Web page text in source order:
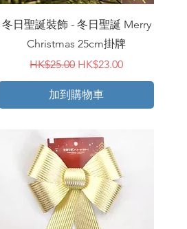
快速瀏覽
冬日聖誕裝飾 - 冬日聖誕 Merry
Christmas 25cm掛牌
一般價格
HK$25.00 促銷價格
HK$23.00
加到購物車